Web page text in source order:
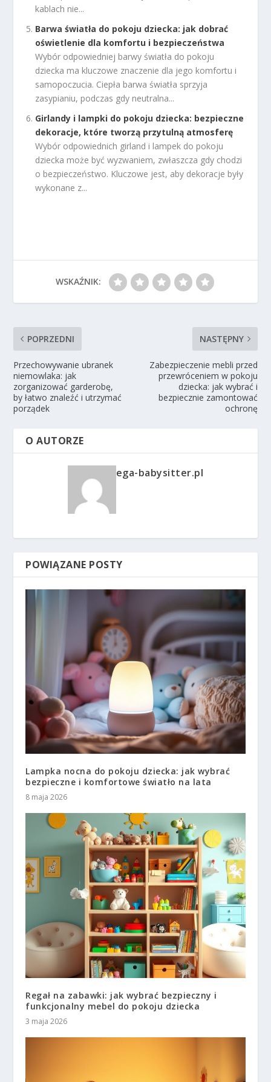
kablach nie...
Barwa światła do pokoju dziecka: jak dobrać
oświetlenie dla komfortu i bezpieczeństwa
Wybór odpowiedniej barwy światła do pokoju
dziecka ma kluczowe znaczenie dla jego komfortu i
samopoczucia. Ciepła barwa światła sprzyja
zasypianiu, podczas gdy neutralna...
Girlandy i lampki do pokoju dziecka: bezpieczne
dekoracje, które tworzą przytulną atmosferę
Wybór odpowiednich girland i lampek do pokoju
dziecka może być wyzwaniem, zwłaszcza gdy chodzi
o bezpieczeństwo. Kluczowe jest, aby dekoracje były
wykonane z...
WSKAŹNIK:
POPRZEDNI
Przechowywanie ubranek
niemowlaka: jak
zorganizować garderobę,
by łatwo znaleźć i utrzymać
porządek
NASTĘPNY
Zabezpieczenie mebli przed
przewróceniem w pokoju
dziecka: jak wybrać i
bezpiecznie zamontować
ochronę
O AUTORZE
ega-babysitter.pl
POWIĄZANE POSTY
Lampka nocna do pokoju dziecka: jak wybrać
bezpieczne i komfortowe światło na lata
8 maja 2026
Regał na zabawki: jak wybrać bezpieczny i
funkcjonalny mebel do pokoju dziecka
3 maja 2026